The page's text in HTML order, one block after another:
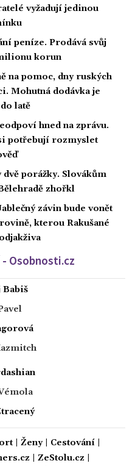
vyžadují jedinou
peníze. Prodává svůj
korun
na pomoc, dny ruských
Mohutná dodávka je
latě
hned na zprávu.
potřebují rozmyslet
porážky. Slovákům
zhořkl
závin bude vonět
kterou Rakušané
Osobnosti.cz
Babiš
| Ženy| Cestování|
ZeStolu.cz